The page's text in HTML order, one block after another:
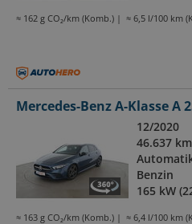
≈ 162 g CO₂/km (Komb.) ≈ 6,5 l/100 km
Mercedes-Benz A-Klasse A
12/2020
46.637 km
Benzin
165 kW
≈ 163 g CO₂/km (Komb.) ≈ 6,4 l/100 km